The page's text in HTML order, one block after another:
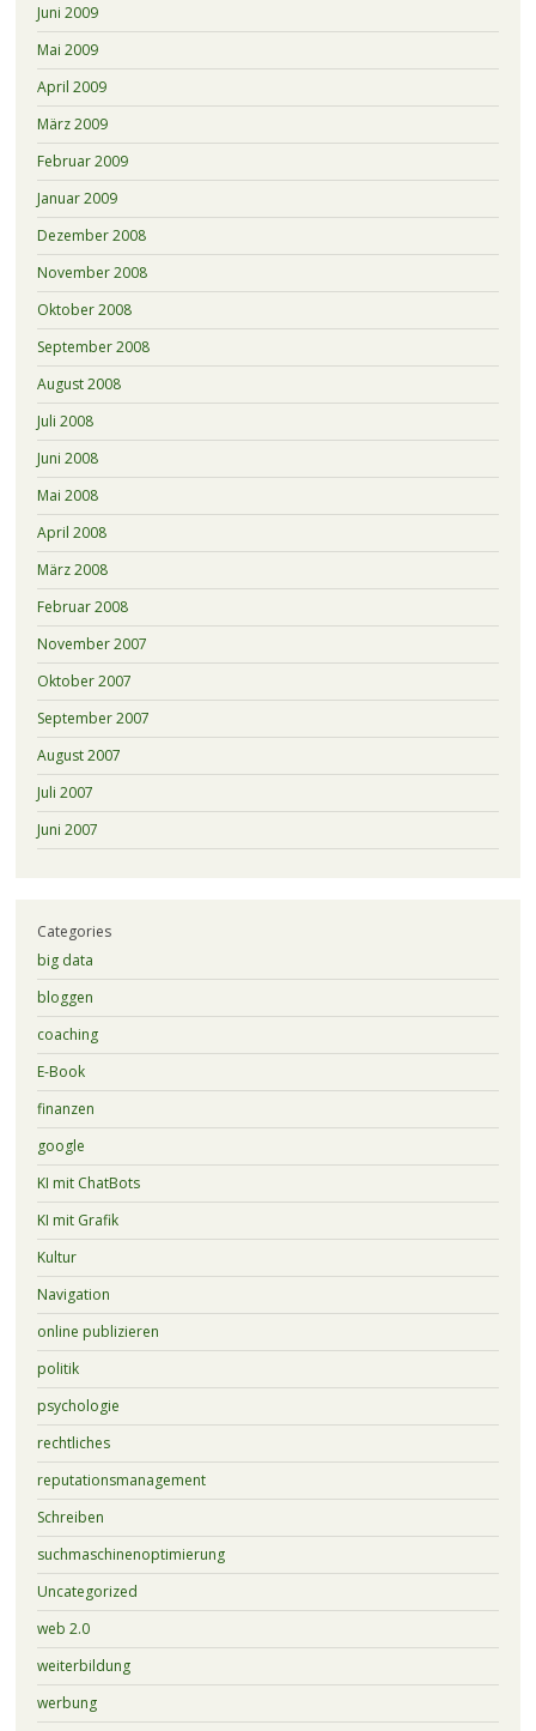
Juni 2009
Mai 2009
April 2009
März 2009
Februar 2009
Januar 2009
Dezember 2008
November 2008
Oktober 2008
September 2008
August 2008
Juli 2008
Juni 2008
Mai 2008
April 2008
März 2008
Februar 2008
November 2007
Oktober 2007
September 2007
August 2007
Juli 2007
Juni 2007
Categories
big data
bloggen
coaching
E-Book
finanzen
google
KI mit ChatBots
KI mit Grafik
Kultur
Navigation
online publizieren
politik
psychologie
rechtliches
reputationsmanagement
Schreiben
suchmaschinenoptimierung
Uncategorized
web 2.0
weiterbildung
werbung